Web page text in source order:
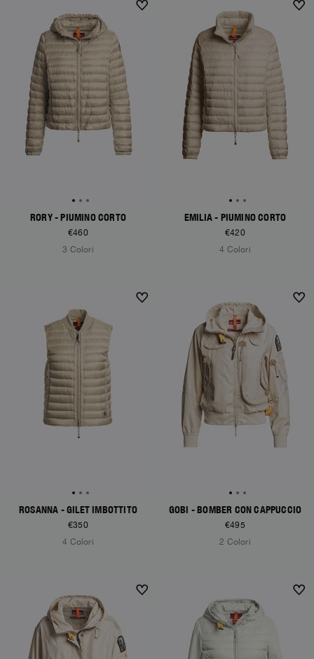
RORY - PIUMINO CORTO
€460
3 Colori
EMILIA - PIUMINO CORTO
€420
4 Colori
ROSANNA - GILET IMBOTTITO
€350
4 Colori
GOBI - BOMBER CON CAPPUCCIO
€495
2 Colori